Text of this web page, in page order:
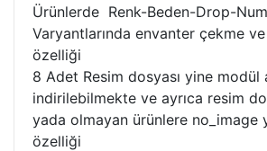
Ürünlerde Renk-Beden-Drop-
Varyantlarında envanter çekme
özelliği
8 Adet Resim dosyası yine modül
indirilebilmekte ve ayrıca resim
yada olmayan ürünlere no_image
özelliği